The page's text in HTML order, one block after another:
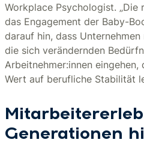
Workplace Psychologist.
das Engagement der Baby-
darauf hin, dass
die sich verändernden
Arbeitnehmer:innen
Wert auf berufliche Stabilität
Generationen